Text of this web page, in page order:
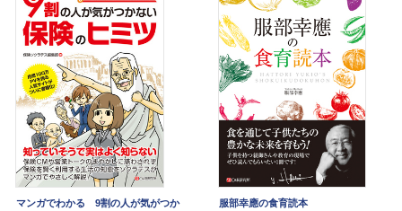
マンガでわかる 9割の人が気がつか
服部幸應の食育読本